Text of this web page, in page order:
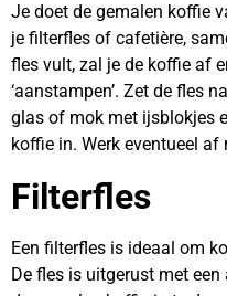
Je doet de gemalen koffie
je filterfles of cafetière,
fles vult, zal je de koffie af
‘aanstampen’. Zet de fles
glas of mok met ijsblokjes
koffie in. Werk eventueel af
Filterfles
Een filterfles is ideaal om
De fles is uitgerust met